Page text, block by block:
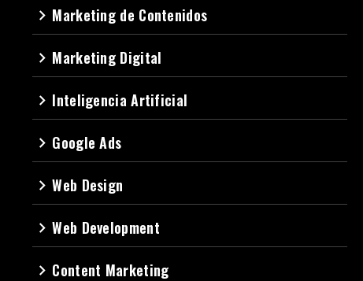
navigate_next Marketing de Contenidos
navigate_next Marketing Digital
navigate_next Inteligencia Artificial
navigate_next Google Ads
navigate_nextWeb Design
navigate_nextWeb Development
navigate_next Content Marketing